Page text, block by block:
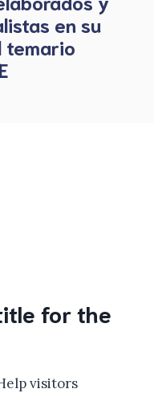
en su
temario
for the
visitors